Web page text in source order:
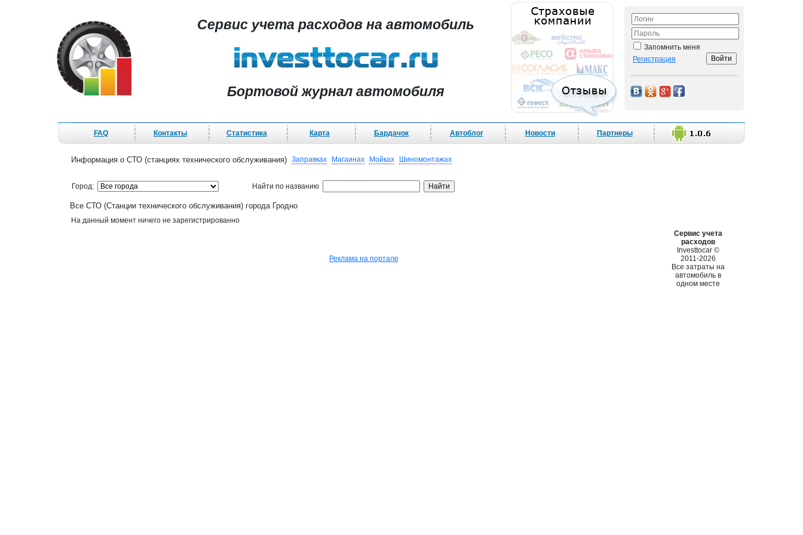
Сервис учета расходов на автомобиль
Бортовой журнал автомобиля
Запомнить меня
Регистрация
FAQ Контакты Статистика Карта Бардачок Автоблог Новости Партнеры
Информация о СТО (станциях технического обслуживания) Заправках Магаинах Мойках Шиномонтажах
Город: Найти по названию
Все СТО (Станции технического обслуживания) города Гродно
На данный момент ничего не зарегистрированно
Реклама на портале
Сервис учета
расходов
Investtocar ©
2011-2026
Все затраты на
автомобиль в
одном месте